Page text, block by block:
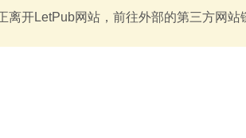
离开LetPub网站，前往外部的第三方网